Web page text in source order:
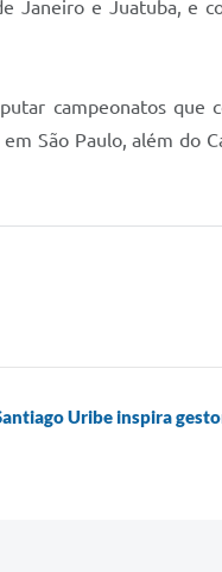
Janeiro e Juatuba, e
campeonatos
São Paulo, além do
Uribe inspira